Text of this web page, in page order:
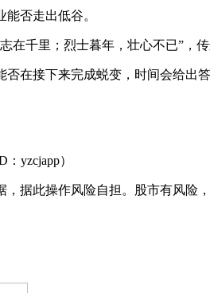
否走出低谷。
在千里；烈士暮年，壮心不已”，传
在接下来完成蜕变，时间会给出答
yzcjapp）
据此操作风险自担。股市有风险